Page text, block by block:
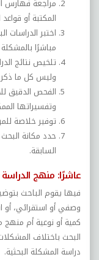
مراجعة فهارس
المكتبة أو قواعد
اختبر الدراسات
مباشرًا
تلخيص نتائج
وليس كل ما
الفحص الدقيق
وتفسيراتها
توفير خلاصة
حدد مكانة البحث
السابقة.
عاشرًا: منهج
فيها يقوم الباحث
وصفي أو استقرائي، أو
كمية أو نوعية أم
البحث باختلاف
دراسة المشكلة البحثية.